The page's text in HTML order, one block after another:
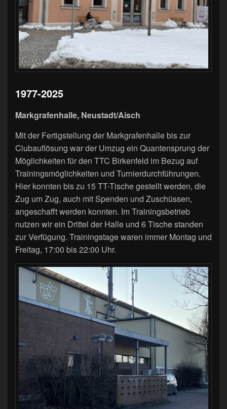
1977-2025
Markgrafenhalle, Neustadt/Aisch
Mit der Fertigstellung der Markgrafenhalle bis zur
Clubauflösung war der Umzug ein Quantensprung der
Möglichkeiten für den TTC Birkenfeld im Bezug auf
Trainingsmöglichkeiten und Turnierdurchführungen.
Hier konnten bis zu 15 TT-Tische gestellt werden, die
Zug um Zug, auch mit Spenden und Zuschüssen,
angeschafft werden konnten. Im Trainingsbetrieb
nutzen wir ein Drittel der Halle und 6 Tische standen
zur Verfügung. Trainingstage waren immer Montag und
Freitag, 17:00 bis 22:00 Uhr.